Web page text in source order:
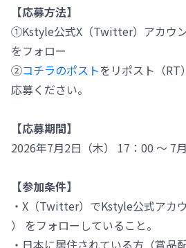
【応募方法】
①Kstyle公式X（Twitter）アカウ
をフォロー
②コチラのポストをリポスト（RT
応募ください。
【応募期間】
2026年7月2日（木） 17：00 ～ 7
【参加条件】
・X（Twitter）でKstyle公式アカ
） をフォローしていること。
・日本に居住されている方（賞品